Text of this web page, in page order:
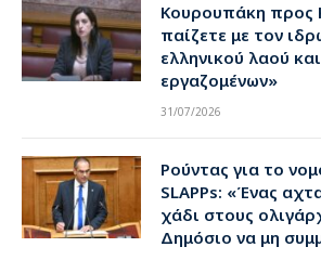
Κουρουπάκη προς
παίζετε με τον
ελληνικού λαού
εργαζομένων»
31/07/2026
Ρούντας για το
SLAPPs: «Ένας
χάδι στους
Δημόσιο να μη